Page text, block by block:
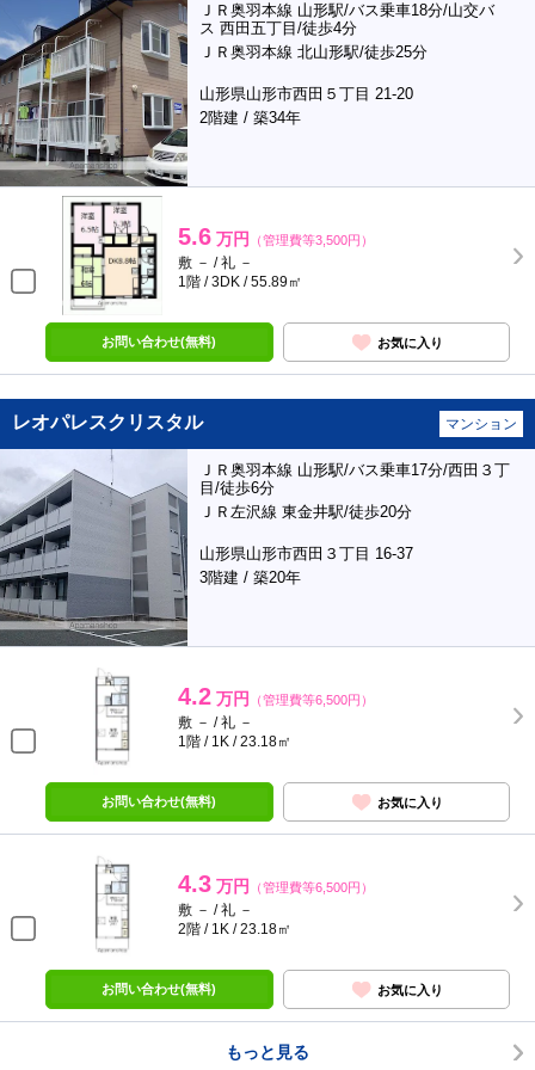
ＪＲ奥羽本線 山形駅/バス乗車18分/山交バ
ス 西田五丁目/徒歩4分
ＪＲ奥羽本線 北山形駅/徒歩25分
山形県山形市西田５丁目 21-20
2階建 / 築34年
5.6 万円 （管理費等3,500円）
敷 － / 礼 －
1階 / 3DK / 55.89㎡
お問い合わせ(無料) お気に入り
レオパレスクリスタル マンション
ＪＲ奥羽本線 山形駅/バス乗車17分/西田３丁
目/徒歩6分
ＪＲ左沢線 東金井駅/徒歩20分
山形県山形市西田３丁目 16-37
3階建 / 築20年
4.2 万円 （管理費等6,500円）
敷 － / 礼 －
1階 / 1K / 23.18㎡
お問い合わせ(無料) お気に入り
4.3 万円 （管理費等6,500円）
敷 － / 礼 －
2階 / 1K / 23.18㎡
お問い合わせ(無料) お気に入り
もっと見る